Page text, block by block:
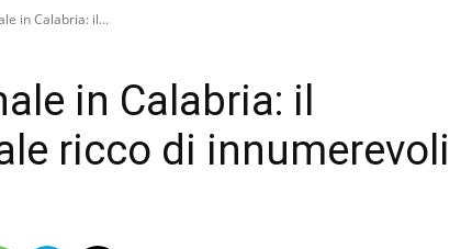
in Calabria: il...
in Calabria: il
ricco di innumerevoli